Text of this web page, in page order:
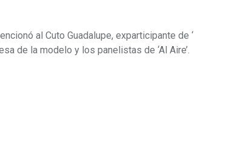
al Cuto Guadalupe, exparticipante de ‘
de la modelo y los panelistas de ‘Al Aire’.